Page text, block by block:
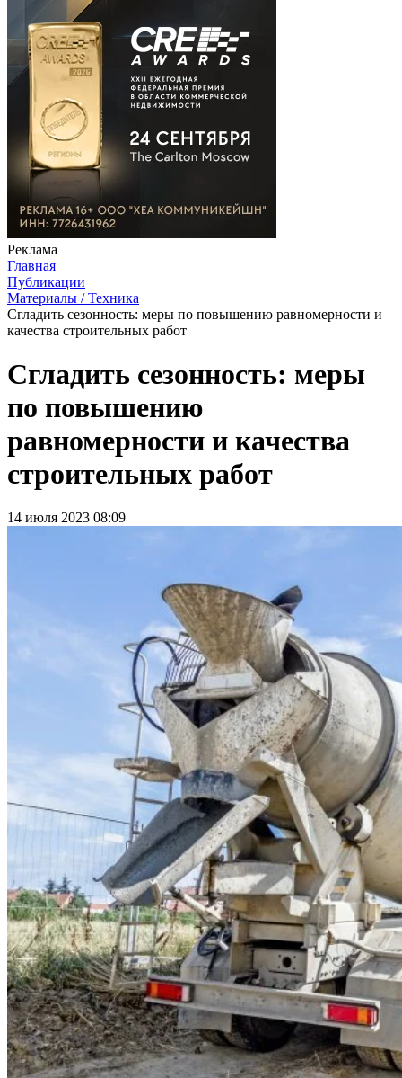
Реклама
Главная
Публикации
Материалы / Техника
Сгладить сезонность: меры по повышению равномерности и
качества строительных работ
Сгладить сезонность: меры
по повышению
равномерности и качества
строительных работ
14 июля 2023 08:09